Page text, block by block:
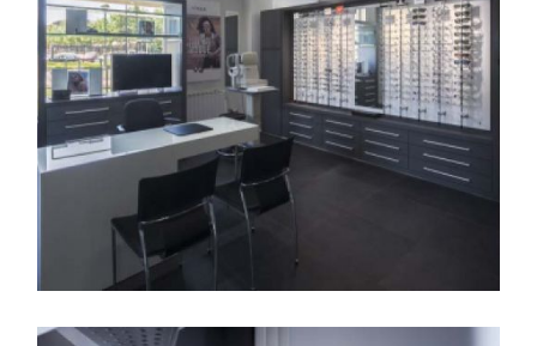
Vista general de la óptica
con mesas para atender al
cliente en primer término